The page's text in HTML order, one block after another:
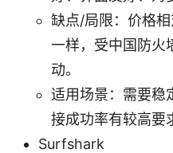
缺点/局限：价格
一样，受中国防火
动。
适用场景：需要稳
接成功率有较高要
Surfshark